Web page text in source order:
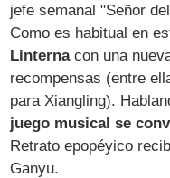
jefe semanal "Señor
Como es habitual en
Linternacon una
recompensas (entre
para Xiangling).
juego musical se
Retrato epopéyico
Ganyu.